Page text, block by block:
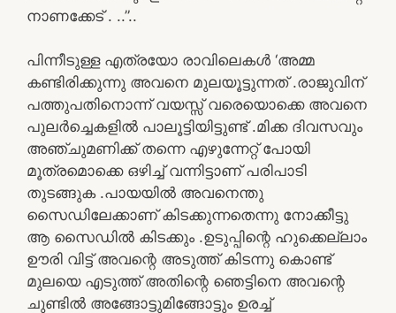
നാണക്കേട് . ..”..
പിന്നീടുള്ള എത്രയോ രാവിലെകൾ ‘അമ്മ
കണ്ടിരിക്കുന്നു അവനെ മുലയൂട്ടുന്നത് .രാജുവിന്
പത്തുപതിനൊന്ന് വയസ്സ് വരെയൊക്കെ അവനെ
പുലർച്ചെകളിൽ പാലൂട്ടിയിട്ടുണ്ട് .മിക്ക ദിവസവും
അഞ്ചുമണിക്ക് തന്നെ എഴുന്നേറ്റ് പോയി
മൂത്രമൊക്കെ ഒഴിച്ച് വന്നിട്ടാണ് പരിപാടി
തുടങ്ങുക .പായയിൽ അവനെന്തു
സൈഡിലേക്കാണ് കിടക്കുന്നതെന്നു നോക്കീട്ടു
ആ സൈഡിൽ കിടക്കും .ഉടുപ്പിന്റെ ഹുക്കെല്ലാം
ഊരി വിട്ട് അവന്റെ അടുത്ത് കിടന്നു കൊണ്ട്
മുലയെ എടുത്ത് അതിന്റെ ഞെട്ടിനെ അവന്റെ
ചുണ്ടിൽ അങ്ങോട്ടുമിങ്ങോട്ടും ഉരച്ച്